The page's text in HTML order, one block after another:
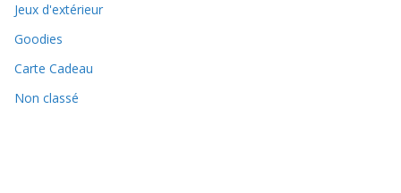
Jeux d'extérieur
Goodies
Carte Cadeau
Non classé